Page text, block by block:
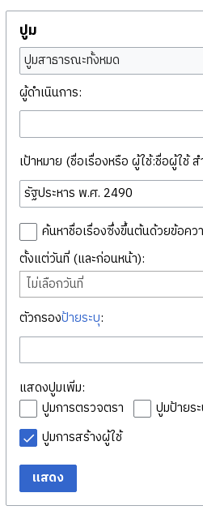
ปูม
ปูมสาธารณะทั้งหมด
ผู้ดำเนินการ:
เป้าหมาย (ชื่อเรื่องหรือ ผู้ใช้:ชื่อผู้ใช้ ส
ค้นหาชื่อเรื่องซึ่งขึ้นต้นด้วยข้อคว
ตั้งแต่วันที่ (และก่อนหน้า):
ไม่เลือกวันที่
ตัวกรองป้ายระบุ:
แสดงปูมเพิ่ม:
ปูมการตรวจตรา
ปูมป้ายร
ปูมการสร้างผู้ใช้
แสดง